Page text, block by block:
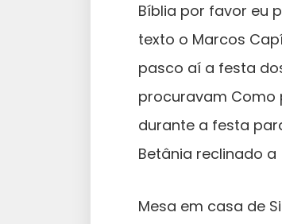
Bíblia por favor eu
texto o Marcos
pasco aí a festa
procuravam Como
durante a festa
Betânia reclinado a
Mesa em casa de